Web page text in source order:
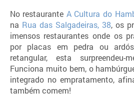
No restaurante A Cultura do
na Rua das Salgadeiras, 38, os
imensos restaurantes onde os
por placas em pedra ou
retangular, esta
Funciona muito bem, o
integrado no empratamento,
também comem!